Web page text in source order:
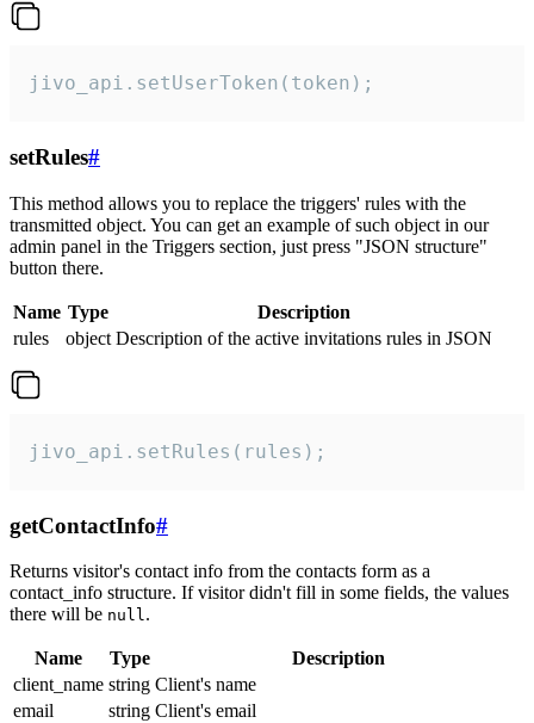
jivo_api.setUserToken(token);
setRules#
This method allows you to replace the triggers' rules with the
transmitted object. You can get an example of such object in our
admin panel in the Triggers section, just press "JSON structure"
button there.
Name Type
Description
rules
object Description of the active invitations rules in JSON
jivo_api.setRules(rules);
getContactInfo#
Returns visitor's contact info from the contacts form as a
contact_info structure. If visitor didn't fill in some fields, the values
there will be null.
Name Type
Description
client_name string Client's name
email
string Client's email